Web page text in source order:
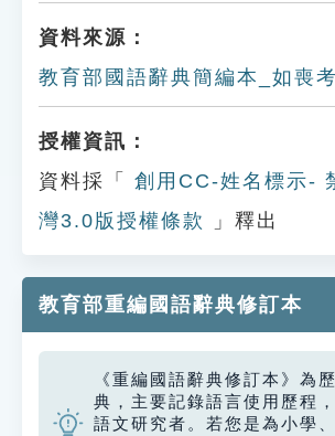
資料來源：
教育部國語辭典簡編本_如喪
授權資訊：
資料採「
創用CC-姓名標示-
灣3.0版授權條款
」釋出
教育部重編國語辭典修訂本
《重編國語辭典修訂本》為
典，主要記錄語言使用歷程
語文研究者。若您是為小學